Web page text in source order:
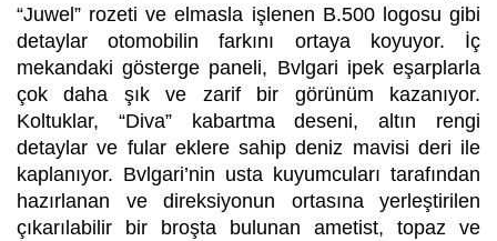
“Juwel” rozeti ve elmasla işlenen B.500 logosu gibi
detaylar otomobilin farkını ortaya koyuyor. İç
mekandaki gösterge paneli, Bvlgari ipek eşarplarla
çok daha şık ve zarif bir görünüm kazanıyor.
Koltuklar, “Diva” kabartma deseni, altın rengi
detaylar ve fular eklere sahip deniz mavisi deri ile
kaplanıyor. Bvlgari’nin usta kuyumcuları tarafından
hazırlanan ve direksiyonun ortasına yerleştirilen
çıkarılabilir bir broşta bulunan ametist, topaz ve